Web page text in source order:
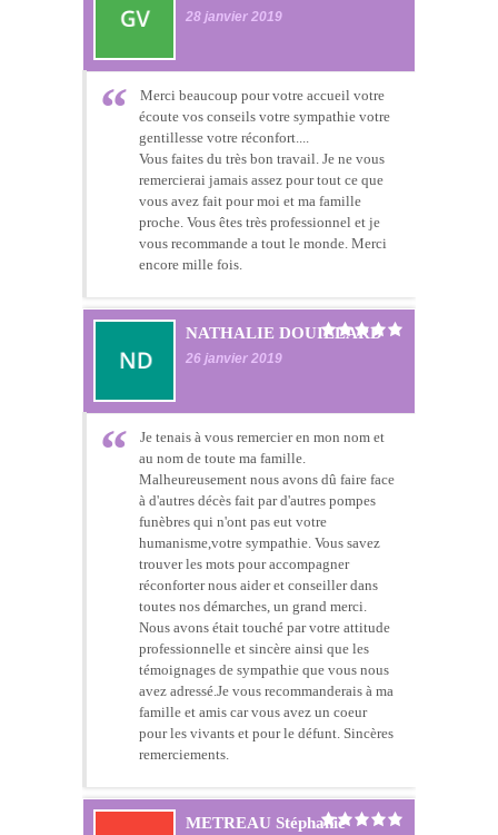
28 janvier 2019
Merci beaucoup pour votre accueil votre
écoute vos conseils votre sympathie votre
gentillesse votre réconfort....
Vous faites du très bon travail. Je ne vous
remercierai jamais assez pour tout ce que
vous avez fait pour moi et ma famille
proche. Vous êtes très professionnel et je
vous recommande a tout le monde. Merci
encore mille fois.
NATHALIE DOUILLARD
26 janvier 2019
Je tenais à vous remercier en mon nom et
au nom de toute ma famille.
Malheureusement nous avons dû faire face
à d'autres décès fait par d'autres pompes
funèbres qui n'ont pas eut votre
humanisme,votre sympathie. Vous savez
trouver les mots pour accompagner
réconforter nous aider et conseiller dans
toutes nos démarches, un grand merci.
Nous avons était touché par votre attitude
professionnelle et sincère ainsi que les
témoignages de sympathie que vous nous
avez adressé.Je vous recommanderais à ma
famille et amis car vous avez un coeur
pour les vivants et pour le défunt. Sincères
remerciements.
METREAU Stéphanie